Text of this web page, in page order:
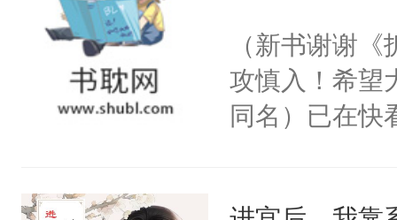
（新书谢谢
攻慎入！希望
同名）已在快